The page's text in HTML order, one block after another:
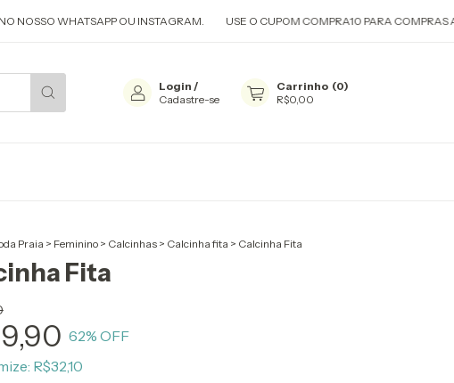
WHATSAPP OU INSTAGRAM. USE O CUPOM COMPRA10 PARA COMPRAS
Login /
Cadastre-se
Carrinho (0)
R$0,00
Praia > Feminino > Calcinhas > Calcinha fita > Calcinha Fita
Fita
62% OFF
R$32,10